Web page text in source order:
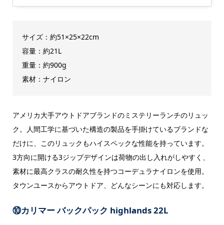
サイズ：約51×25×22cm
容量：約21L
重量：約900g
素材：ナイロン
アメリカ大手アウトドアブランドのミステリーランチのリュッ
ク。人間工学に基づいた構造の製品を手掛けているブランドな
だけに、このリュックもハイスペックな性能を持っています。
3方向に開ける3ジップデザインは荷物の出し入れがしやすく、
素材に最高クラスの耐久性を持つコーデュラナイロンを使用。
タウンユースからアウトドア、どんなシーンにも対応します。
⑩カリマー バックパック highlands 22L